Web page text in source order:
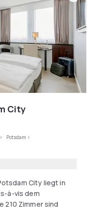
internationalen
U6) sind es nur
Marienplatz), 500
Ausgangspunkt für
Aufenthalt!
City
> Potsdam >
City liegt in
à-vis dem
210 Zimmer sind